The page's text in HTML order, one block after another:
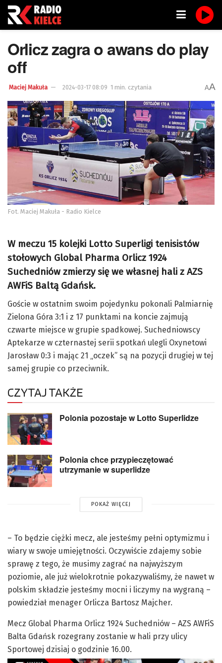
Orlicz zagra o awans do play
off
Maciej Makuła 2024-03-17 08:09 1 min. czytania AA
Fot. Maciej Makuła - Radio Kielce
W meczu 15 kolejki Lotto Superligi tenisistów
stołowych Global Pharma Orlicz 1924
Suchedniów zmierzy się we własnej hali z AZS
AWFiS Baltą Gdańsk.
Goście w ostatnim swoim pojedynku pokonali Palmiarnię
Zielona Góra 3:1 i z 17 punktami na koncie zajmują
czwarte miejsce w grupie spadkowej. Suchedniowscy
Aptekarze w czternastej serii spotkań ulegli Oxynetowi
Jarosław 0:3 i mając 21 „oczek” są na pozycji drugiej w tej
samej grupie co przeciwnik.
CZYTAJ TAKŻE
Polonia pozostaje w Lotto Superlidze
Polonia chce przypieczętować
utrzymanie w superlidze
POKAŻ WIĘCEJ
– To będzie ciężki mecz, ale jesteśmy pełni optymizmu i
wiary w swoje umiejętności. Oczywiście zdajemy sobie
sprawę z tego, że musimy zagrać na najwyższym
poziomie, ale już wielokrotnie pokazywaliśmy, że nawet w
polskim składzie jesteśmy mocni i liczymy na wygraną –
powiedział menager Orlicza Bartosz Majcher.
Mecz Global Pharma Orlicz 1924 Suchedniów – AZS AWFiS
Balta Gdańsk rozegrany zostanie w hali przy ulicy
Sportowej dzisiaj o godzinie 16.00.